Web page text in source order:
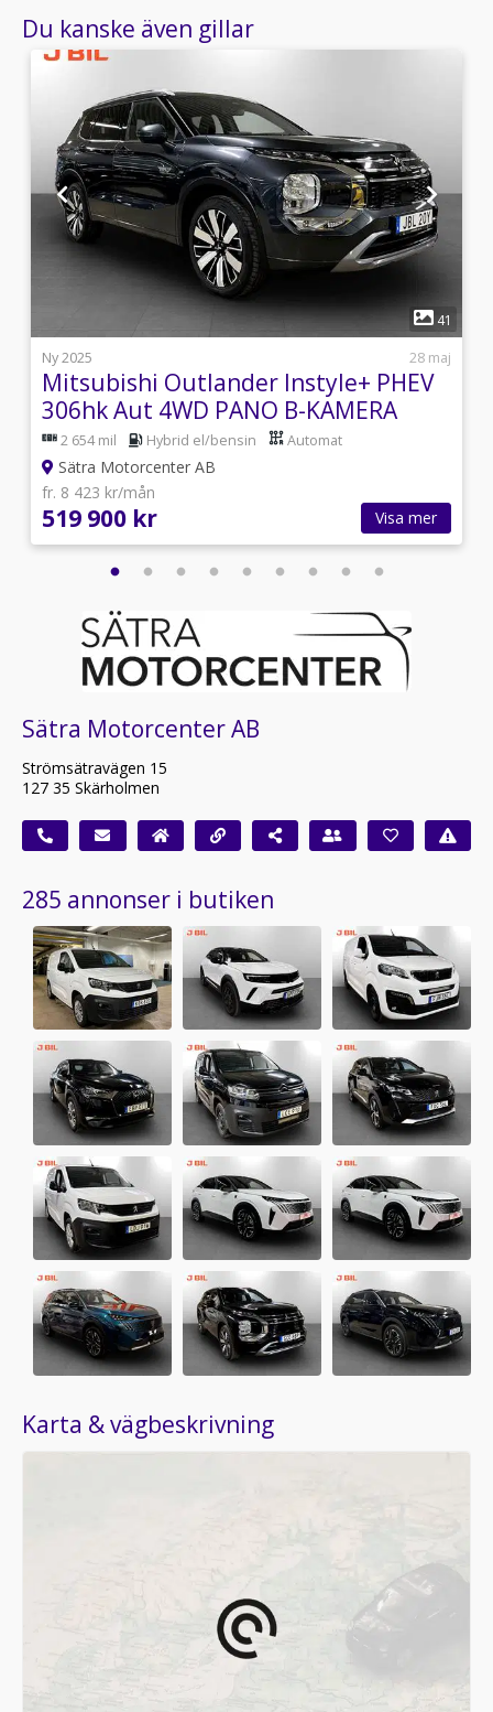
Du kanske även gillar
1
41
Ny 2025
28 maj
Mitsubishi Outlander Instyle+ PHEV
306hk Aut 4WD PANO B-KAMERA
ELSTOL
2 654 mil Hybrid el/bensin Automat
Sätra Motorcenter AB
fr. 8 423 kr/mån
519 900 kr Visa mer
Sätra Motorcenter AB
Strömsätravägen 15
127 35 Skärholmen
285 annonser i butiken
Karta & vägbeskrivning